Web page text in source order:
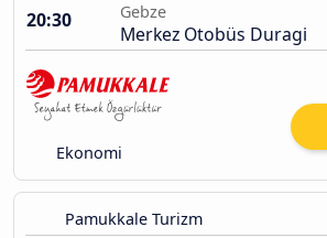
20:30
Gebze
Merkez Otobüs Duragi
Ekonomi
Pamukkale Turizm